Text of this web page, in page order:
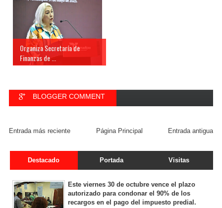
Organiza Secretaría de
Finanzas de ...
BLOGGER COMMENT
Entrada más reciente Entrada antigua
Página Principal
Destacado Portada Visitas
Este viernes 30 de octubre vence el plazo
autorizado para condonar el 90% de los
recargos en el pago del impuesto predial.